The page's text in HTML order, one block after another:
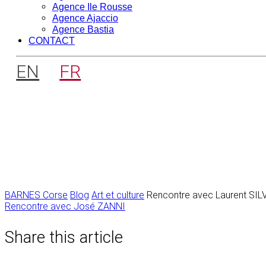
Agence Ile Rousse
Agence Ajaccio
Agence Bastia
CONTACT
EN FR
BARNES Corse Blog Art et culture Rencontre avec Laurent
Navigation
l’article
Rencontre avec José ZANNI
Share this article